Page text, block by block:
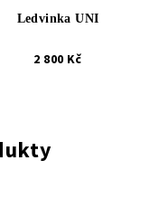
Ledvinka UNI
2 800 Kč